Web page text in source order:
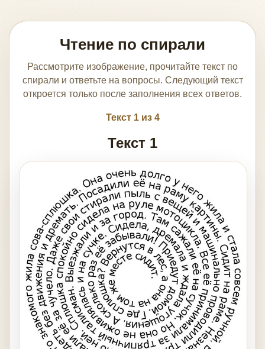
Чтение по спирали
Рассмотрите изображение, прочитайте текст по
спирали и ответьте на вопросы. Следующий текст
откроется только после заполнения всех ответов.
Текст 1 из 4
Текст 1